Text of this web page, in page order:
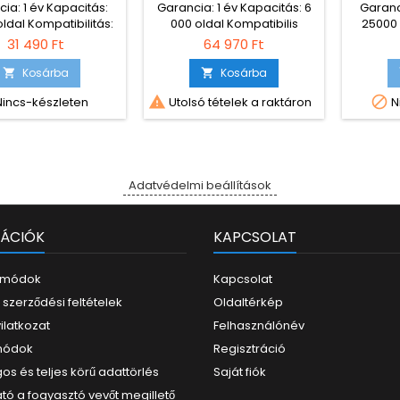
1 év Kapacitás:
Kompatibilitás:
C5030 IR-C5030i
IR-C5035i IR-
IR-C5240i IR-C5250
IR-C5255 IR-
C5255i
31 490 Ft
 Kosárba
készleten
Garancia: 1 év Kapacitás: 6
000 oldal Kompatibilis
nyomtatók: Brother DCP-
9270CDN Brother HL-
4570CDW Brother HL-
4570CDWT Brother MFC-
9970CDW
64 970 Ft
 Kosárba
 Utolsó tételek a raktáron 
Adatvédelmi beállítások
feltételek
és teljes körű adattörlés
a fogyasztó vevőt megillető
KAPCSOLAT
Kapcsolat
Oldaltérkép
Felhasználónév
Regisztráció
Saját fiók